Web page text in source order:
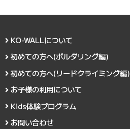
KO-WALLについて
初めての方へ(ボルダリング編)
初めての方へ(リードクライミング編)
お子様の利用について
Kids体験プログラム
お問い合わせ